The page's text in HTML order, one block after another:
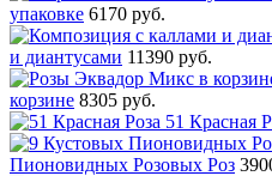
упаковке 6170 руб.
и диантусами 11390 руб.
корзине 8305 руб.
51 Красная
Пионовидных Розовых Роз